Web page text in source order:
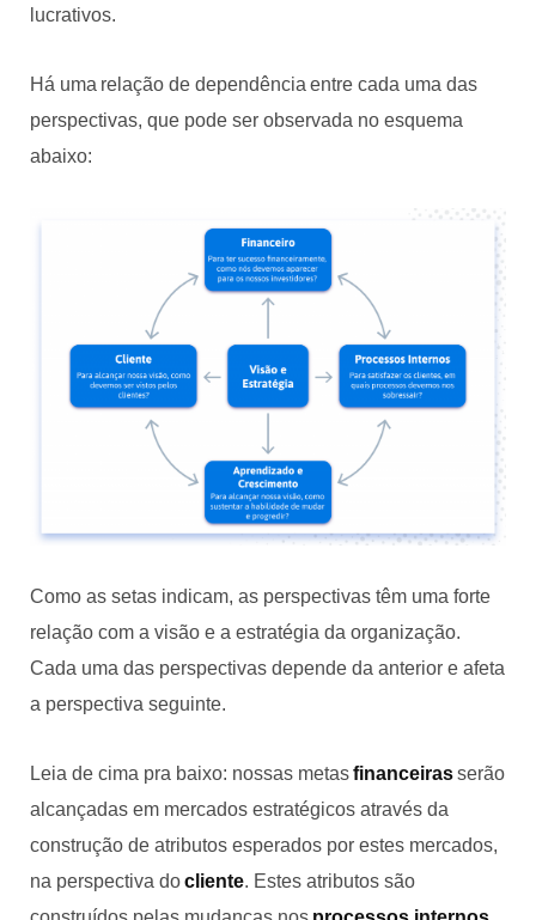
lucrativos.
Há uma relação de dependência entre cada uma das
perspectivas, que pode ser observada no esquema
abaixo:
Como as setas indicam, as perspectivas têm uma forte
relação com a visão e a estratégia da organização.
Cada uma das perspectivas depende da anterior e afeta
a perspectiva seguinte.
Leia de cima pra baixo: nossas metasfinanceirasserão
alcançadas em mercados estratégicos através da
construção de atributos esperados por estes mercados,
na perspectiva docliente. Estes atributos são